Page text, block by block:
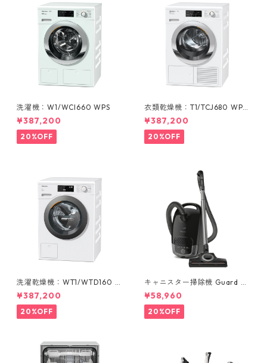
洗濯機：W1/WCI660 WPS
¥387,200
20%OFF
衣類乾燥機：T1/TCJ680 WP
(ヒートポンプ式 9 kg)
¥387,200
20%OFF
洗濯乾燥機：WT1/WTD160 W
CS
¥387,200
20%OFF
キャニスター掃除機 Guard S1
STBO 0 Cat & Dog
¥58,960
20%OFF